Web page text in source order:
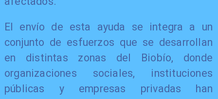
El envío de esta ayuda se integra a un
conjunto de esfuerzos que se desarrollan
en distintas zonas del Biobío, donde
organizaciones sociales, instituciones
públicas y empresas privadas han